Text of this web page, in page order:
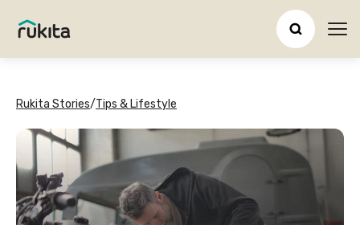
Rukita Stories/Tips & Lifestyle